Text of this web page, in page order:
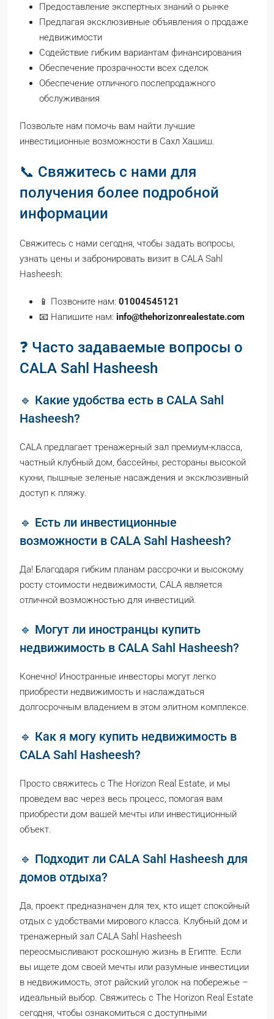
Предоставление экспертных знаний о рынке
Предлагая эксклюзивные объявления о продаже
недвижимости
Содействие гибким вариантам финансирования
Обеспечение прозрачности всех сделок
Обеспечение отличного послепродажного
обслуживания
Позвольте нам помочь вам найти лучшие
инвестиционные возможности в Сахл Хашиш.
📞 Свяжитесь с нами для
получения более подробной
информации
Свяжитесь с нами сегодня, чтобы задать вопросы,
узнать цены и забронировать визит в CALA Sahl
Hasheesh:
📱 Позвоните нам: 01004545121
📧 Напишите нам: info@thehorizonrealestate.com
❓ Часто задаваемые вопросы о
CALA Sahl Hasheesh
🔹 Какие удобства есть в CALA Sahl
Hasheesh?
CALA предлагает тренажерный зал премиум-класса,
частный клубный дом, бассейны, рестораны высокой
кухни, пышные зеленые насаждения и эксклюзивный
доступ к пляжу.
🔹 Есть ли инвестиционные
возможности в CALA Sahl Hasheesh?
Да! Благодаря гибким планам рассрочки и высокому
росту стоимости недвижимости, CALA является
отличной возможностью для инвестиций.
🔹 Могут ли иностранцы купить
недвижимость в CALA Sahl Hasheesh?
Конечно! Иностранные инвесторы могут легко
приобрести недвижимость и наслаждаться
долгосрочным владением в этом элитном комплексе.
🔹 Как я могу купить недвижимость в
CALA Sahl Hasheesh?
Просто свяжитесь с The Horizon Real Estate, и мы
проведем вас через весь процесс, помогая вам
приобрести дом вашей мечты или инвестиционный
объект.
🔹 Подходит ли CALA Sahl Hasheesh для
домов отдыха?
Да, проект предназначен для тех, кто ищет спокойный
отдых с удобствами мирового класса. Клубный дом и
тренажерный зал CALA Sahl Hasheesh
переосмысливают роскошную жизнь в Египте. Если
вы ищете дом своей мечты или разумные инвестиции
в недвижимость, этот райский уголок на побережье –
идеальный выбор. Свяжитесь с The Horizon Real Estate
сегодня, чтобы ознакомиться с доступными